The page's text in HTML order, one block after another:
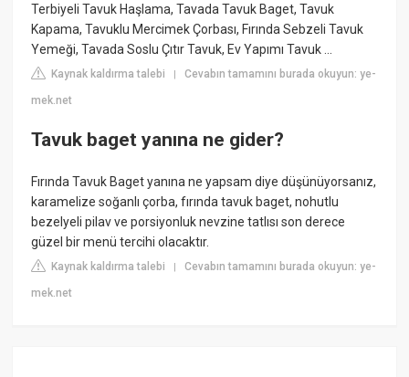
Terbiyeli Tavuk Haşlama, Tavada Tavuk Baget, Tavuk
Kapama, Tavuklu Mercimek Çorbası, Fırında Sebzeli Tavuk
Yemeği, Tavada Soslu Çıtır Tavuk, Ev Yapımı Tavuk ...
Kaynak kaldırma talebi |Cevabın tamamını burada okuyun: ye-
mek.net
Tavuk baget yanına ne gider?
Fırında Tavuk Baget yanına ne yapsam diye düşünüyorsanız,
karamelize soğanlı çorba, fırında tavuk baget, nohutlu
bezelyeli pilav ve porsiyonluk nevzine tatlısı son derece
güzel bir menü tercihi olacaktır.
Kaynak kaldırma talebi |Cevabın tamamını burada okuyun: ye-
mek.net